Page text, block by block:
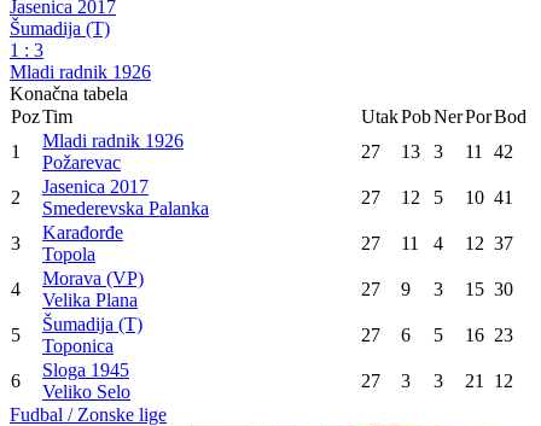
Jasenica 2017
Šumadija (T)
1 : 3
Mladi radnik 1926
Konačna tabela
PozTim UtakPobNerPorBod
1
Mladi radnik 1926
Požarevac
27 13 3 11 42
2
Jasenica 2017
Smederevska Palanka
27 12 5 10 41
3
Karađorđe
Topola
27 11 4 12 37
4
Morava (VP)
Velika Plana
27 9 3 15 30
5
Šumadija (T)
Toponica
27 6 5 16 23
6
Sloga 1945
Veliko Selo
27 3 3 21
12
Fudbal / Zonske lige